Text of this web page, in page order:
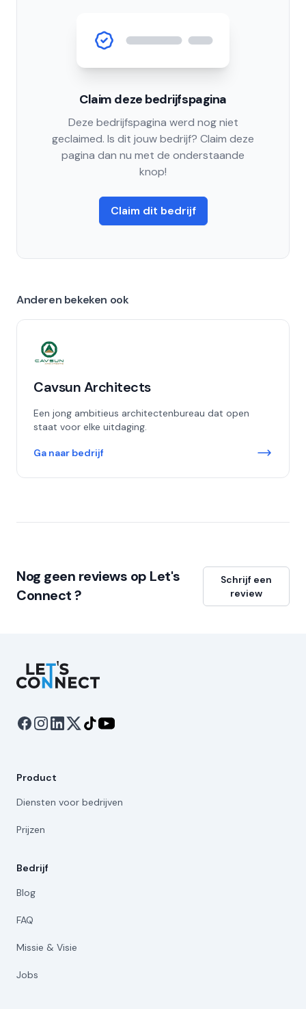
Claim deze bedrijfspagina
Deze bedrijfspagina werd nog niet
geclaimed. Is dit jouw bedrijf? Claim deze
pagina dan nu met de onderstaande
knop!
Claim dit bedrijf
Anderen bekeken ook
Cavsun Architects
Een jong ambitieus architectenbureau dat open
staat voor elke uitdaging.
Ga naar bedrijf
Nog geen reviews op Let's
Connect ?
Schrijf een
review
Let's Connect
Product
Diensten voor bedrijven
Prijzen
Bedrijf
Blog
FAQ
Missie & Visie
Jobs